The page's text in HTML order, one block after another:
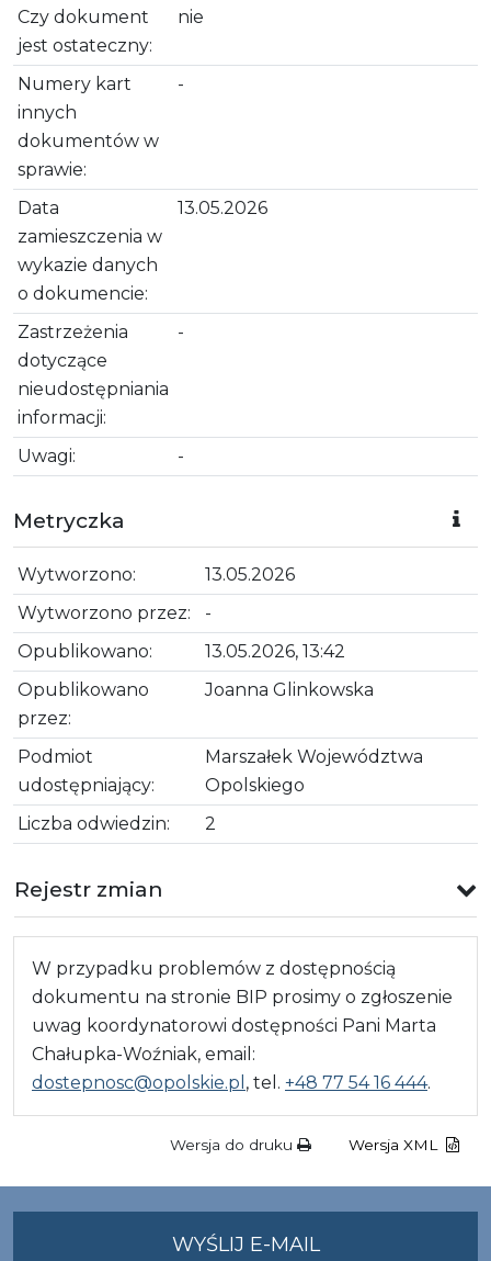
Czy dokument
jest ostateczny:
nie
Numery kart
innych
dokumentów w
sprawie:
-
Data
zamieszczenia w
wykazie danych
o dokumencie:
13.05.2026
Zastrzeżenia
dotyczące
nieudostępniania
informacji:
-
Uwagi: -
Metryczka
Wytworzono:
13.05.2026
Wytworzono przez:
-
Opublikowano:
13.05.2026, 13:42
Opublikowano
przez:
Joanna Glinkowska
Podmiot
udostępniający:
Marszałek Województwa
Opolskiego
Liczba odwiedzin:
2
Rejestr zmian
W przypadku problemów z dostępnością
dokumentu na stronie BIP prosimy o zgłoszenie
uwag koordynatorowi dostępności Pani Marta
Chałupka-Woźniak, email:
dostepnosc@opolskie.pl , tel. +48 77 54 16 444.
Wersja do druku Wersja XML
WYŚLIJ E-MAILNA